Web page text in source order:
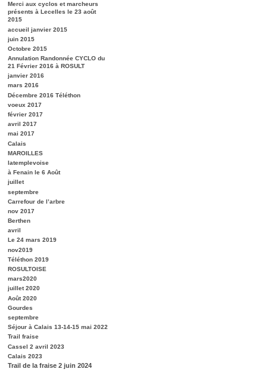
Merci aux cyclos et marcheurs
présents à Lecelles le 23 août
2015
accueil janvier 2015
juin 2015
Octobre 2015
Annulation Randonnée CYCLO du
21 Février 2016 à ROSULT
janvier 2016
mars 2016
Décembre 2016 Téléthon
voeux 2017
février 2017
avril 2017
mai 2017
Calais
MAROILLES
latemplevoise
à Fenain le 6 Août
juillet
septembre
Carrefour de l’arbre
nov 2017
Berthen
avril
Le 24 mars 2019
nov2019
Téléthon 2019
ROSULTOISE
mars2020
juillet 2020
Août 2020
Gourdes
septembre
Séjour à Calais 13-14-15 mai 2022
Trail fraise
Cassel 2 avril 2023
Calais 2023
Trail de la fraise 2 juin 2024